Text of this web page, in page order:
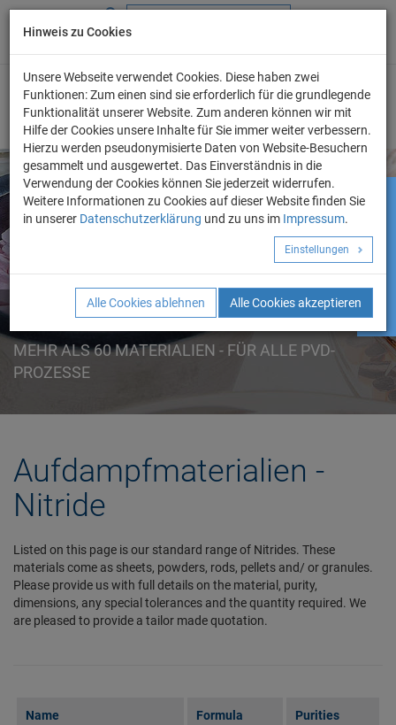
+49 (0) 69 986 4604 - 0
HYDROPHOBE MATERIALIEN
AUFDAMPFMATERIALIEN
PVD-ZUBEHÖRE
SCHWINGQUARZE
VERDAMPFERWENDEL
AUFDAMPFMATERIALIEN
MEHR ALS 60 MATERIALIEN - FÜR ALLE PVD-
PROZESSE
Angebot anfordern!
Aufdampfmaterialien -
Nitride
Listed on this page is our standard range of Nitrides. These
materials come as sheets, powders, rods, pellets and/ or granules.
Please provide us with full details on the material, purity,
dimensions, any special tolerances and the quantity required. We
are pleased to provide a tailor made quotation.
Name Formula Purities
Hinweis zu Cookies
Unsere Webseite verwendet Cookies. Diese haben zwei
Funktionen: Zum einen sind sie erforderlich für die grundlegende
Funktionalität unserer Website. Zum anderen können wir mit
Hilfe der Cookies unsere Inhalte für Sie immer weiter verbessern.
Hierzu werden pseudonymisierte Daten von Website-Besuchern
gesammelt und ausgewertet. Das Einverständnis in die
Verwendung der Cookies können Sie jederzeit widerrufen.
Weitere Informationen zu Cookies auf dieser Website finden Sie
in unserer Datenschutzerklärung und zu uns im Impressum.
Einstellungen
Alle Cookies ablehnen Alle Cookies akzeptieren